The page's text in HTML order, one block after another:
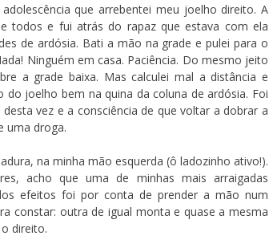
que arrebentei meu joelho direito. A
todos e fui atrás do rapaz que estava com ela
de ardósia. Bati a mão na grade e pulei para o
Ninguém em casa. Paciência. Do mesmo jeito
a grade baixa. Mas calculei mal a distância e
joelho bem na quina da coluna de ardósia. Foi
vez e a consciência de que voltar a dobrar a
uma droga.
na minha mão esquerda (ô ladozinho ativo!).
acho que uma de minhas mais arraigadas
efeitos foi por conta de prender a mão num
constar: outra de igual monta e quase a mesma
direito.